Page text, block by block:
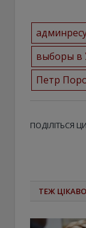
выборы в
Петр
ПОДІЛІТЬСЯ
ТЕЖ ЦІКАВО